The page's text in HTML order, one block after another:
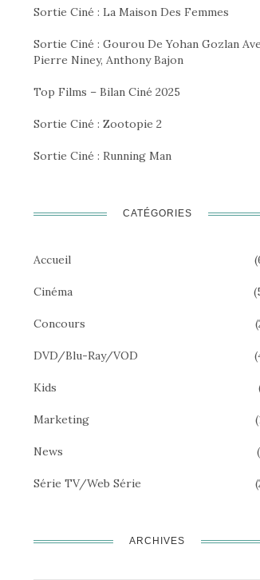
Sortie Ciné : La Maison Des Femmes
Sortie Ciné : Gourou De Yohan Gozlan
Pierre Niney, Anthony Bajon
Top Films – Bilan Ciné 2025
Sortie Ciné : Zootopie 2
Sortie Ciné : Running Man
CATÉGORIES
Accueil
Cinéma
Concours
DVD/Blu-Ray/VOD
Kids
Marketing
News
Série TV/Web Série
ARCHIVES